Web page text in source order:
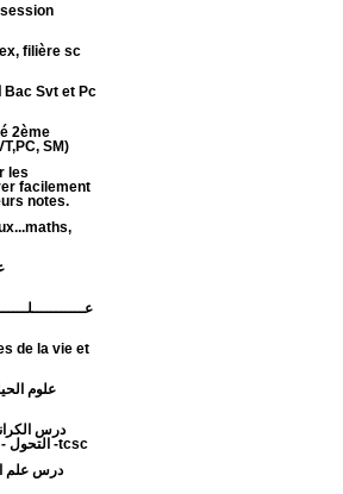
filière sc
2ème
SM)
les
facilement
notes.
de la vie et
درس
التحول - علوم الحياة و الارض -tcsc
درس علم